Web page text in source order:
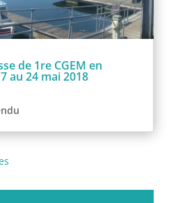
de 1re CGEM en
au 24 mai 2018